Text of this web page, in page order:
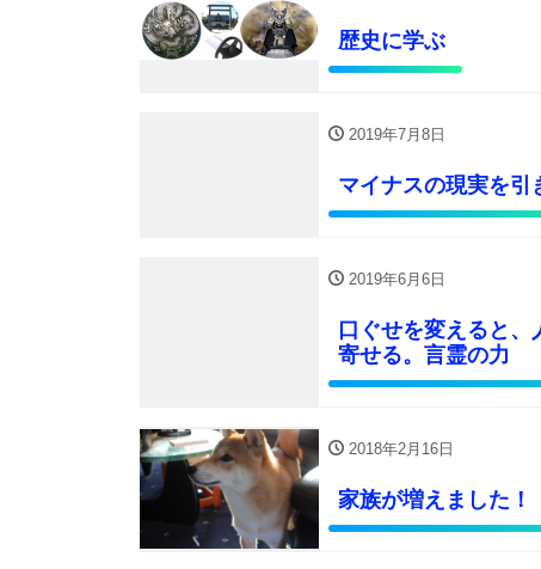
歴史に学ぶ
2019年7月8日
マイナスの現実を引
2019年6月6日
口ぐせを変えると、
寄せる。言霊の力
2018年2月16日
家族が増えました